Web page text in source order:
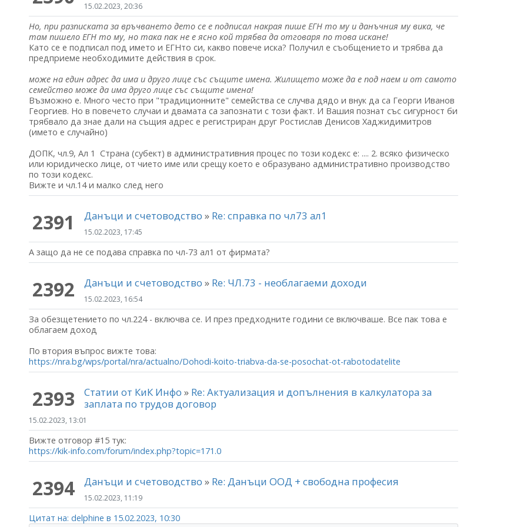
15.02.2023, 20:36
Но, при разписката за връчването дето се е подписал накрая пише ЕГН то му и данъчния му вика, че
там пишело ЕГН то му, но така пак не е ясно кой трябва да отговаря по това искане!
Като се е подписал под името и ЕГНто си, какво повече иска? Получил е съобщението и трябва да
предприеме необходимите действия в срок.
може на един адрес да има и друго лице със същите имена. Жилището може да е под наем и от самото
семейство може да има друго лице със същите имена!
Възможно е. Много често при "традиционните" семейства се случва дядо и внук да са Георги Иванов
Георгиев. Но в повечето случаи и двамата са запознати с този факт. И Вашия познат със сигурност би
трябвало да знае дали на същия адрес е регистриран друг Ростислав Денисов Хаджидимитров
(името е случайно)
ДОПК, чл.9, Ал 1 Страна (субект) в административния процес по този кодекс е: .... 2. всяко физическо
или юридическо лице, от чието име или срещу което е образувано административно производство
по този кодекс.
Вижте и чл.14 и малко след него
2391 Данъци и счетоводство » Re: справка по чл73 ал1
15.02.2023, 17:45
А защо да не се подава справка по чл-73 ал1 от фирмата?
2392 Данъци и счетоводство » Re: ЧЛ.73 - необлагаеми доходи
15.02.2023, 16:54
За обезщетението по чл.224 - включва се. И през предходните години се включваше. Все пак това е
облагаем доход
По втория въпрос вижте това:
https://nra.bg/wps/portal/nra/actualno/Dohodi-koito-triabva-da-se-posochat-ot-rabotodatelite
2393 Статии от КиК Инфо » Re: Актуализация и допълнения в калкулатора за
заплата по трудов договор
15.02.2023, 13:01
Вижте отговор #15 тук:
https://kik-info.com/forum/index.php?topic=171.0
2394 Данъци и счетоводство » Re: Данъци ООД + свободна професия
15.02.2023, 11:19
Цитат на: delphine в 15.02.2023, 10:30